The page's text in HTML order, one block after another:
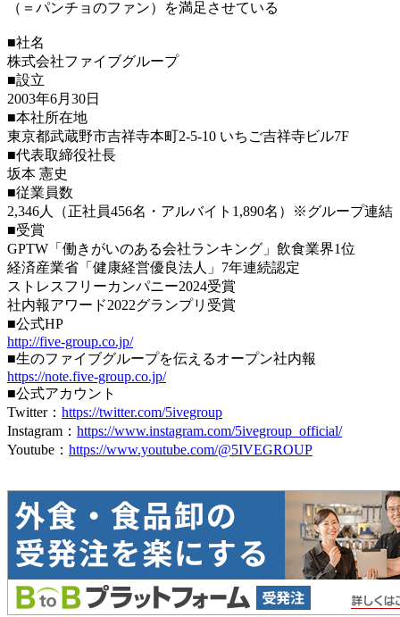
（＝パンチョのファン）を満足させている
■社名
株式会社ファイブグループ
■設立
2003年6月30日
■本社所在地
東京都武蔵野市吉祥寺本町2-5-10 いちご吉祥寺ビル7F
■代表取締役社長
坂本 憲史
■従業員数
2,346人（正社員456名・アルバイト1,890名）※グループ連結
■受賞
GPTW「働きがいのある会社ランキング」飲食業界1位
経済産業省「健康経営優良法人」7年連続認定
ストレスフリーカンパニー2024受賞
社内報アワード2022グランプリ受賞
■公式HP
http://five-group.co.jp/
■生のファイブグループを伝えるオープン社内報
https://note.five-group.co.jp/
■公式アカウント
Twitter： https://twitter.com/5ivegroup
Instagram： https://www.instagram.com/5ivegroup_official/
Youtube： https://www.youtube.com/@5IVEGROUP